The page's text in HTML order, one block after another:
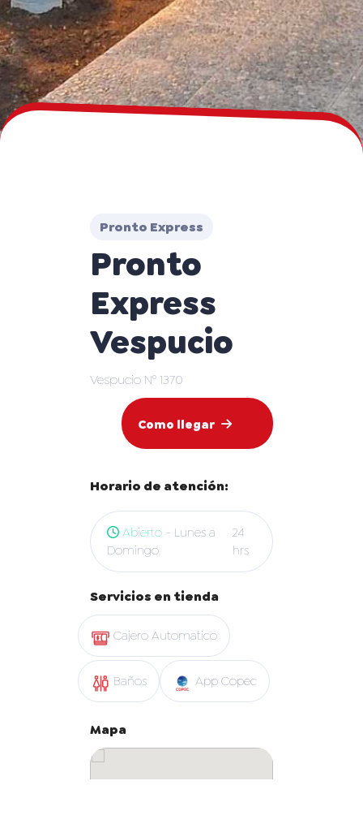
Pronto Express
Pronto
Express
Vespucio
Vespucio N° 1370
Como llegar
Horario de atención:
Abierto - Lunes a
Domingo
24
hrs
Servicios en tienda
Cajero Automatico
Baños App Copec
Mapa